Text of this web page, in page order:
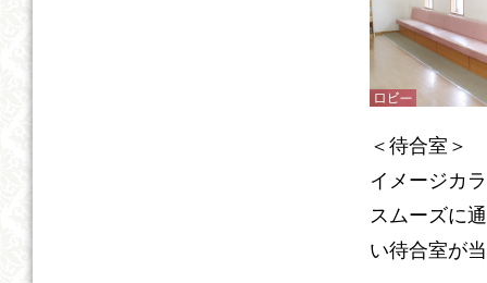
＜待合室＞
イメージカ
スムーズに
い待合室が